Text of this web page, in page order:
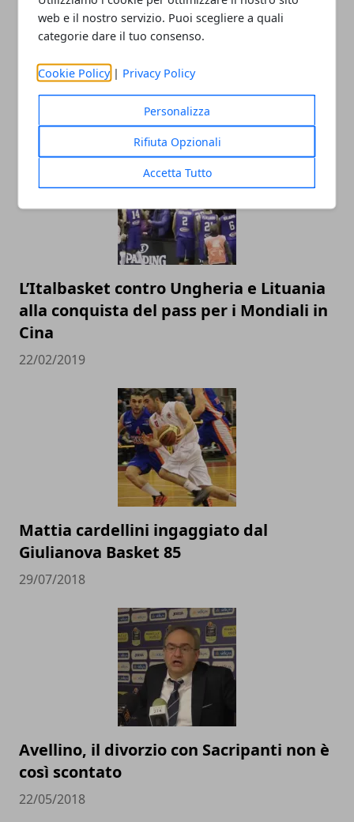
web e il nostro servizio. Puoi scegliere a quali
categorie dare il tuo consenso.
Cookie Policy | Privacy Policy
Personalizza
Rifiuta Opzionali
Accetta Tutto
L’Italbasket contro Ungheria e Lituania
alla conquista del pass per i Mondiali in
Cina
22/02/2019
Mattia cardellini ingaggiato dal
Giulianova Basket 85
29/07/2018
Avellino, il divorzio con Sacripanti non è
così scontato
22/05/2018